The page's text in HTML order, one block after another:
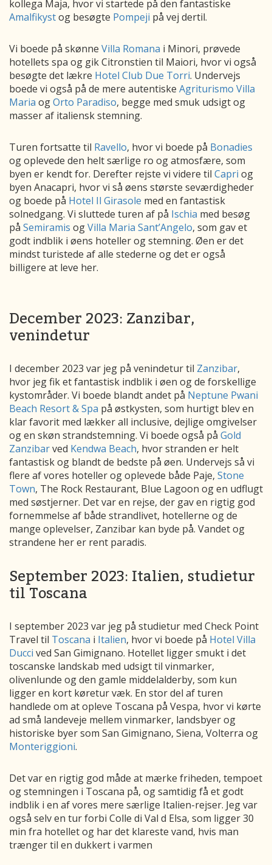
kollega Maja, hvor vi startede på den fantastiske
Amalfikystog besøgte Pompeji på vej dertil.
Vi boede på skønne Villa Romana i Minori, prøvede
hotellets spa og gik Citronstien til Maiori, hvor vi også
besøgte det lækre Hotel Club Due Torri. Undervejs
boede vi også på de mere autentiske Agriturismo Villa
Maria ogOrto Paradiso, begge med smuk udsigt og
masser af italiensk stemning.
Turen fortsatte til Ravello, hvor vi boede på Bonadies
og oplevede den helt særlige ro og atmosfære, som
byen er kendt for. Derefter rejste vi videre til Capri og
byen Anacapri, hvor vi så øens største seværdigheder
og boede på Hotel Il Girasole med en fantastisk
solnedgang. Vi sluttede turen af på Ischia med besøg
på Semiramis ogVilla Maria Sant’Angelo, som gav et
godt indblik i øens hoteller og stemning. Øen er det
mindst turistede af alle stederne og det er også
billigere at leve her.
December 2023: Zanzibar,
venindetur
I december 2023 var jeg på venindetur til Zanzibar,
hvor jeg fik et fantastisk indblik i øen og de forskellige
kystområder. Vi boede blandt andet på Neptune Pwani
Beach Resort & Spa på østkysten, som hurtigt blev en
klar favorit med lækker all inclusive, dejlige omgivelser
og en skøn strandstemning. Vi boede også på Gold
Zanzibarved Kendwa Beach, hvor stranden er helt
fantastisk og blandt de bedste på øen. Undervejs så vi
flere af vores hoteller og oplevede både Paje, Stone
Town, The Rock Restaurant, Blue Lagoon og en udflugt
med søstjerner. Det var en rejse, der gav en rigtig god
fornemmelse af både strandlivet, hotellerne og de
mange oplevelser, Zanzibar kan byde på. Vandet og
strandene her er rent paradis.
September 2023: Italien, studietur
til Toscana
I september 2023 var jeg på studietur med Check Point
Travel til Toscana i Italien, hvor vi boede på Hotel Villa
Ducci ved San Gimignano. Hotellet ligger smukt i det
toscanske landskab med udsigt til vinmarker,
olivenlunde og den gamle middelalderby, som kun
ligger en kort køretur væk. En stor del af turen
handlede om at opleve Toscana på Vespa, hvor vi kørte
ad små landeveje mellem vinmarker, landsbyer og
historiske byer som San Gimignano, Siena, Volterra og
Monteriggioni.
Det var en rigtig god måde at mærke friheden, tempoet
og stemningen i Toscana på, og samtidig få et godt
indblik i en af vores mere særlige Italien-rejser. Jeg var
også selv en tur forbi Colle di Val d Elsa, som ligger 30
min fra hotellet og har det klareste vand, hvis man
trænger til en dukkert i varmen